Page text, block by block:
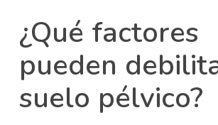
¿Qué factores
pueden
suelo pélvico?